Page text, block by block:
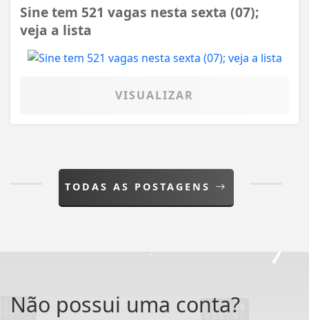
Sine tem 521 vagas nesta sexta (07);
veja a lista
VISUALIZAR
TODAS AS POSTAGENS
Não possui uma conta?